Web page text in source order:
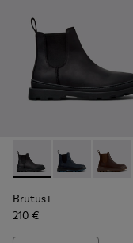
Brutus+ - K300534-
Brutus+ -
Brutus+
210 €